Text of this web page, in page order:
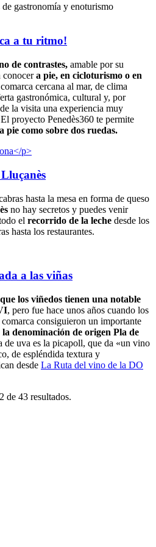
gastronomía y enoturismo
a tu ritmo!
de contrastes, amable por su
conocera pie, en cicloturismo o en
cercana al mar, de clima
gastronómica, cultural y, por
la visita una experiencia muy
proyecto Penedès360 te permite
pie como sobre dos ruedas.
hasta la mesa en forma de queso
no hay secretos y puedes venir
el recorrido de la leche desde los
hasta los restaurantes.
a las viñas
los viñedos tienen una notable
, pero fue hace unos años cuando los
consiguieron un importante
denominación de origen Pla de
de uva es la picapoll, que da «un vino
de espléndida textura y
desde La Ruta del vino de la DO
de 43 resultados.